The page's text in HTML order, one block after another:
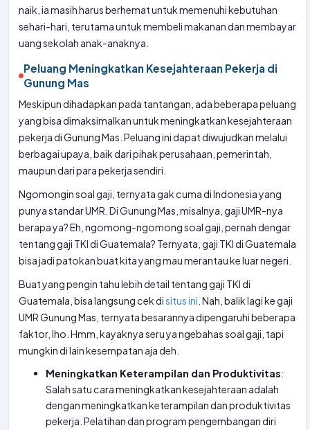
naik, ia masih harus berhemat untuk memenuhi kebutuhan
sehari-hari, terutama untuk membeli makanan dan membayar
uang sekolah anak-anaknya.
Peluang Meningkatkan Kesejahteraan Pekerja di
Gunung Mas
Meskipun dihadapkan pada tantangan, ada beberapa peluang
yang bisa dimaksimalkan untuk meningkatkan kesejahteraan
pekerja di Gunung Mas. Peluang ini dapat diwujudkan melalui
berbagai upaya, baik dari pihak perusahaan, pemerintah,
maupun dari para pekerja sendiri.
Ngomongin soal gaji, ternyata gak cuma di Indonesia yang
punya standar UMR. Di Gunung Mas, misalnya, gaji UMR-nya
berapa ya? Eh, ngomong-ngomong soal gaji, pernah dengar
tentang gaji TKI di Guatemala? Ternyata, gaji TKI di Guatemala
bisa jadi patokan buat kita yang mau merantau ke luar negeri.
Buat yang pengin tahu lebih detail tentang gaji TKI di
Guatemala, bisa langsung cek disitus ini . Nah, balik lagi ke gaji
UMR Gunung Mas, ternyata besarannya dipengaruhi beberapa
faktor, lho. Hmm, kayaknya seru ya ngebahas soal gaji, tapi
mungkin di lain kesempatan aja deh.
Meningkatkan Keterampilan dan Produktivitas:
Salah satu cara meningkatkan kesejahteraan adalah
dengan meningkatkan keterampilan dan produktivitas
pekerja. Pelatihan dan program pengembangan diri